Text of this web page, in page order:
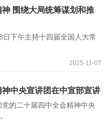
围绕大局统筹谋划和推
下午主持十四届全国人大常
2025-11-07
中央宣讲团在中宣部宣讲
的二十届四中全会精神中央